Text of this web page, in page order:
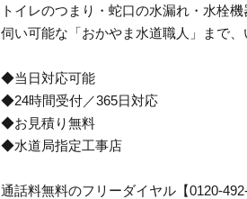
トイレのつまり・蛇口の水漏れ・水栓
伺い可能な「おかやま水道職人」まで、
◆当日対応可能
◆24時間受付／365日対応
◆お見積り無料
◆水道局指定工事店
通話料無料のフリーダイヤル【0120-